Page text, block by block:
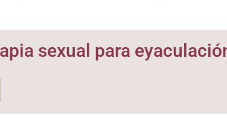
sexual para